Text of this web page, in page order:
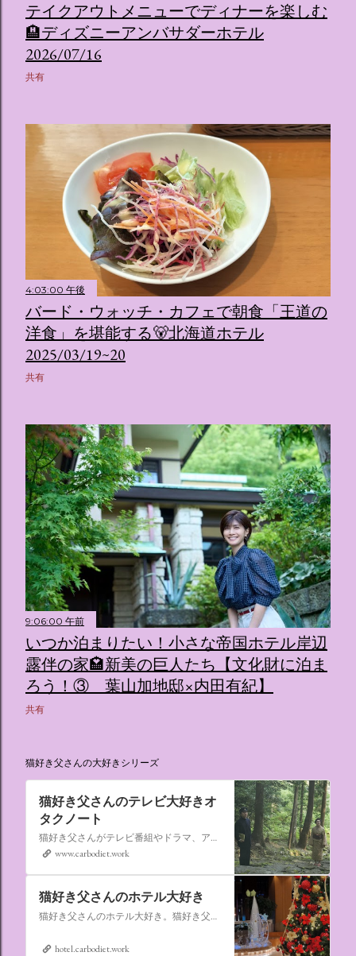
テイクアウトメニューでディナーを楽しむ
🏨ディズニーアンバサダーホテル
2026/07/16
共有
4:03:00 午後
バード・ウォッチ・カフェで朝食「王道の
洋食」を堪能する🐻北海道ホテル
2025/03/19~20
共有
9:06:00 午前
いつか泊まりたい！小さな帝国ホテル岸辺
露伴の家🏩新美の巨人たち【文化財に泊ま
ろう！③ 葉山加地邸×内田有紀】
共有
猫好き父さんの大好きシリーズ
猫好き父さんのテレビ大好きオ
タクノート
猫好き父さんがテレビ番組やドラマ、アニメ、特撮ヒーロー,そしてダイエットについて書いたブログです。
www.carbodiet.work
猫好き父さんのホテル大好き
猫好き父さんのホテル大好き。猫好き父さんが宿泊したホテルの情報を徒然なるままに書いていきます。
hotel.carbodiet.work